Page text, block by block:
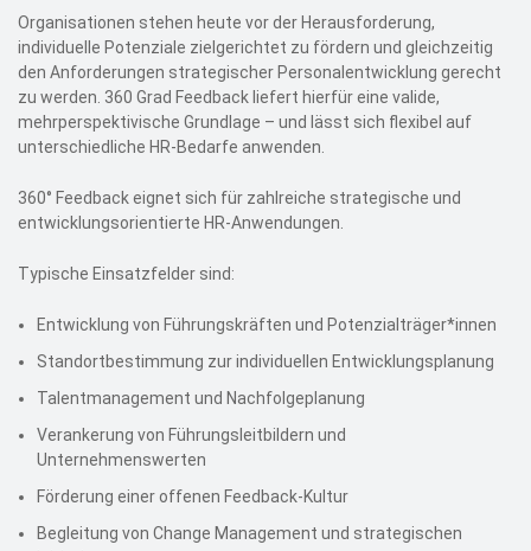
Organisationen stehen heute vor der Herausforderung,
individuelle Potenziale zielgerichtet zu fördern und gleichzeitig
den Anforderungen strategischer Personalentwicklung gerecht
zu werden. 360 Grad Feedback liefert hierfür eine valide,
mehrperspektivische Grundlage – und lässt sich flexibel auf
unterschiedliche HR-Bedarfe anwenden.
360° Feedback eignet sich für zahlreiche strategische und
entwicklungsorientierte HR-Anwendungen.
Typische Einsatzfelder sind:
Entwicklung von Führungskräften und Potenzialträger*innen
Standortbestimmung zur individuellen Entwicklungsplanung
Talentmanagement und Nachfolgeplanung
Verankerung von Führungsleitbildern und
Unternehmenswerten
Förderung einer offenen Feedback-Kultur
Begleitung von Change Management und strategischen